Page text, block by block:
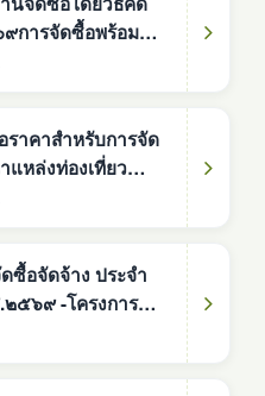
การจัดซื้อพร้อมติด
านแสงอาทิตย์
ตำบลดงหม้อทอง
บัญชี
ราคาสำหรับการจัด
หล่งท่องเที่ยว
ทองใต้ โดยจัดซื้อ
ง 6 เมตร จำนวน
หารส่วนตำบลดง
านม่วง จังหวัดส
ซื้อจัดจ้าง ประจำ
ครงการ
เสริมเหล็ก ( รหัส